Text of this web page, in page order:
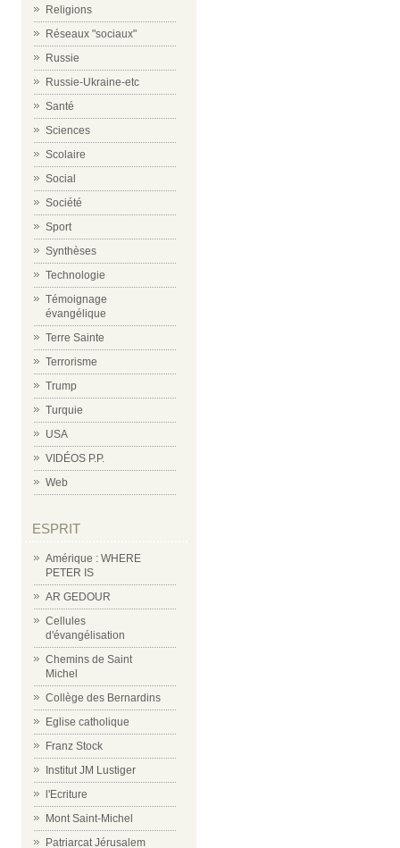
Religions
Réseaux "sociaux"
Russie
Russie-Ukraine-etc
Santé
Sciences
Scolaire
Social
Société
Sport
Synthèses
Technologie
Témoignage
évangélique
Terre Sainte
Terrorisme
Trump
Turquie
USA
VIDÉOS P.P.
Web
ESPRIT
Amérique : WHERE
PETER IS
AR GEDOUR
Cellules
d'évangélisation
Chemins de Saint
Michel
Collège des Bernardins
Eglise catholique
Franz Stock
Institut JM Lustiger
l'Ecriture
Mont Saint-Michel
Patriarcat Jérusalem